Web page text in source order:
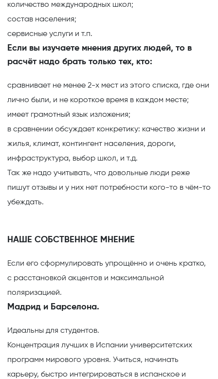
количество международных школ;
состав населения;
сервисные услуги и т.п.
Если вы изучаете мнения других людей, то в
расчёт надо брать только тех, кто:
сравнивает не менее 2-х мест из этого списка, где они
лично были, и не короткое время в каждом месте;
имеет грамотный язык изложения;
в сравнении обсуждает конкретику: качество жизни и
жилья, климат, контингент населения, дороги,
инфраструктура, выбор школ, и т.д.
Так же надо учитывать, что довольные люди реже
пишут отзывы и у них нет потребности кого-то в чём-то
убеждать.
НАШЕ СОБСТВЕННОЕ МНЕНИЕ
Если его сформулировать упрощённо и очень кратко,
с расстановкой акцентов и максимальной
поляризацией.
Мадрид и Барселона.
Идеальны для студентов.
Концентрация лучших в Испании университетских
программ мирового уровня. Учиться, начинать
карьеру, быстро интегрироваться в испанское и